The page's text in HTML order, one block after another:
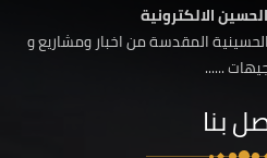
الالكترونية
المقدسة من اخبار ومشاريع و
......
بنا